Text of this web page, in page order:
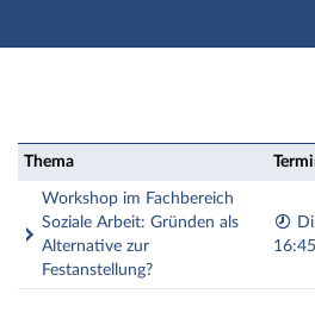
Hauptnavigation
Hauptinhalt
Workshop: Workshop im
Thema
Workshop im Fachbereich
Soziale Arbeit: Gründen als
Alternative zur
Festanstellung?
16:45